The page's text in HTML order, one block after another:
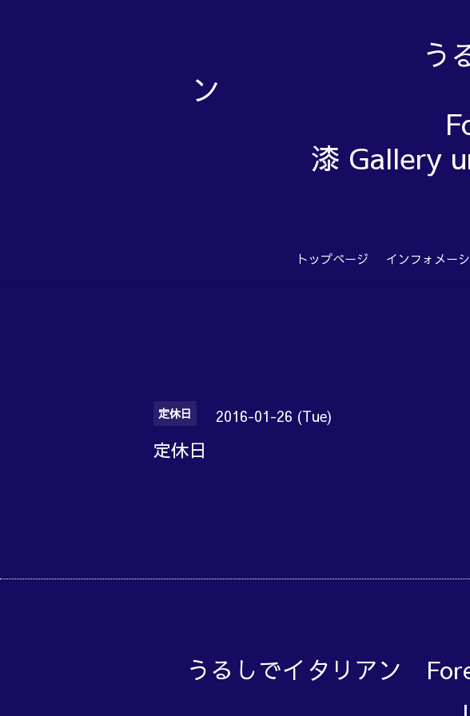
う
漆
トップページ インフォメー
定休日 2016-01-26 (Tue)
定休日
うるしでイタリア